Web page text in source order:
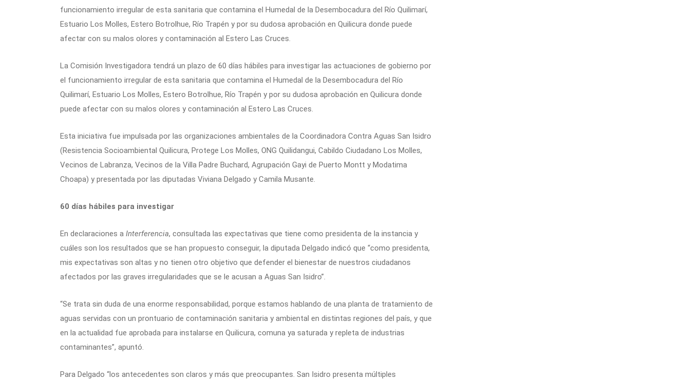
funcionamiento irregular de esta sanitaria que contamina el Humedal de la Desembocadura del Río Quilimarí,
Estuario Los Molles, Estero Botrolhue, Río Trapén y por su dudosa aprobación en Quilicura donde puede
afectar con su malos olores y contaminación al Estero Las Cruces.
La Comisión Investigadora tendrá un plazo de 60 días hábiles para investigar las actuaciones de gobierno por
el funcionamiento irregular de esta sanitaria que contamina el Humedal de la Desembocadura del Río
Quilimarí, Estuario Los Molles, Estero Botrolhue, Río Trapén y por su dudosa aprobación en Quilicura donde
puede afectar con su malos olores y contaminación al Estero Las Cruces.
Esta iniciativa fue impulsada por las organizaciones ambientales de la Coordinadora Contra Aguas San Isidro
(Resistencia Socioambiental Quilicura, Protege Los Molles, ONG Quilidangui, Cabildo Ciudadano Los Molles,
Vecinos de Labranza, Vecinos de la Villa Padre Buchard, Agrupación Gayi de Puerto Montt y Modatima
Choapa) y presentada por las diputadas Viviana Delgado y Camila Musante.
60 días hábiles para investigar
En declaraciones a Interferencia, consultada las expectativas que tiene como presidenta de la instancia y
cuáles son los resultados que se han propuesto conseguir, la diputada Delgado indicó que “como presidenta,
mis expectativas son altas y no tienen otro objetivo que defender el bienestar de nuestros ciudadanos
afectados por las graves irregularidades que se le acusan a Aguas San Isidro”.
“Se trata sin duda de una enorme responsabilidad, porque estamos hablando de una planta de tratamiento de
aguas servidas con un prontuario de contaminación sanitaria y ambiental en distintas regiones del país, y que
en la actualidad fue aprobada para instalarse en Quilicura, comuna ya saturada y repleta de industrias
contaminantes”, apuntó.
Para Delgado “los antecedentes son claros y más que preocupantes. San Isidro presenta múltiples